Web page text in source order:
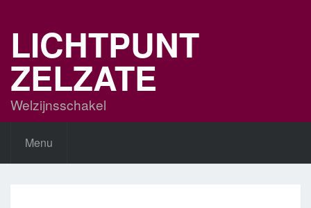
LICHTPUNT
ZELZATE
Welzijnsschakel
Menu